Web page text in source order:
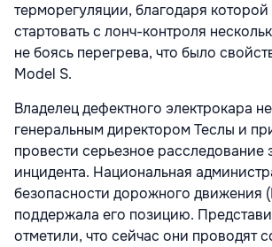
терморегуляции, благодаря
стартовать с лонч-контроля
не боясь перегрева, что было
Model S.
Владелец дефектного электрокара
генеральным директором Теслы и
провести серьезное расследование
инцидента. Национальная
безопасности дорожного движения
поддержала его позицию.
отметили, что сейчас они проводят